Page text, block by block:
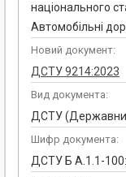
національного
Автомобільні
Новий документ:
ДСТУ 9214:2023
Вид документа:
ДСТУ
Шифр документа:
ДСТУ Б А.1.1-